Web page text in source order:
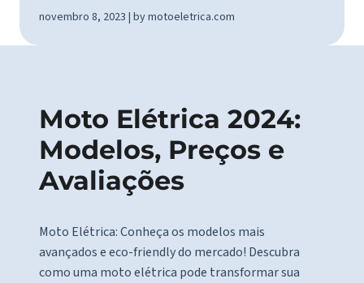
novembro 8, 2023 | by motoeletrica.com
Moto Elétrica 2024:
Modelos, Preços e
Avaliações
Moto Elétrica: Conheça os modelos mais
avançados e eco-friendly do mercado! Descubra
como uma moto elétrica pode transformar sua